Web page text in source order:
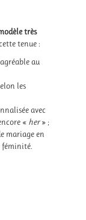
très
tenue :
au
les
avec
« her» ;
mariage en